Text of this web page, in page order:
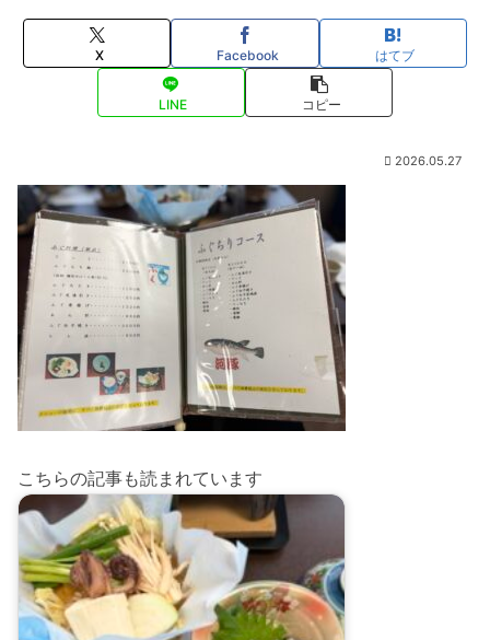
X Facebook はてブ
LINE コピー
2026.05.27
こちらの記事も読まれています